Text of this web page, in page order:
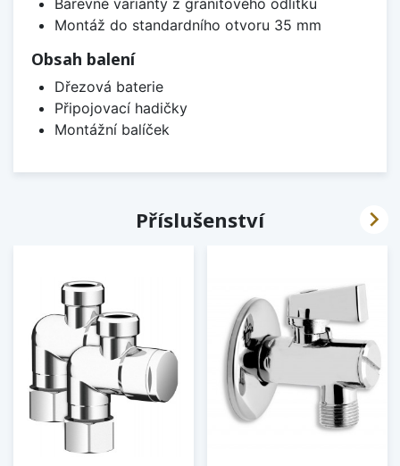
Montáž do standardního otvoru 35 mm
Obsah balení
Dřezová baterie
Připojovací hadičky
Montážní balíček
Příslušenství 